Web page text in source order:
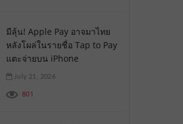
มีลุ้น! Apple Pay อาจมาไทย
หลังโผล่ในรายชื่อ Tap to Pay
แตะจ่ายบน iPhone
July 21, 2026
801